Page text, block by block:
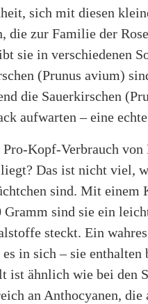
sich mit diesen
die zur Familie der
sie in verschiedenen
(Prunus avium)
die Sauerkirschen
aufwarten – eine
Pro-Kopf-Verbrauch
Das ist nicht viel,
sind. Mit
sind sie ein
steckt. Ein
es in sich – sie
ist ähnlich wie bei den
an Anthocyanen,